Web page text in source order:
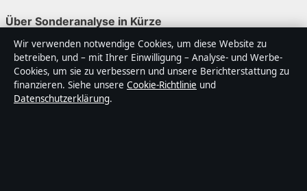
Über Sonderanalyse in Kürze
Sonderanalyse ist ein unabhängiger digitaler
Nachrichtenanbieter mit Fokus auf Politik, Wirtschaft,
Technik und Gesellschaft in Deutschland. Jeder Artikel
trägt eine Byline, wird von einem Redakteur geprüft und
Wir verwenden notwendige Cookies, um diese Website zu
betreiben, und – mit Ihrer Einwilligung – Analyse- und Werbe-
Cookies, um sie zu verbessern und unsere Berichterstattung zu
finanzieren. Siehe unsere Cookie-Richtlinie und
Datenschutzerklärung.